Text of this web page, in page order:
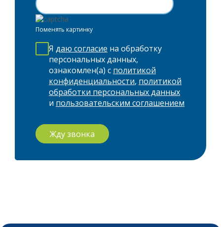
Поменять картинку
Я даю согласие на обработку
персональных данных,
ознакомлен(а) с политикой
конфиденциальности, политикой
обработки персональных данных
и пользовательским соглашением
Жду звонка